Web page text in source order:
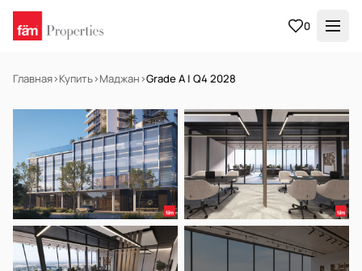
0
Главная›Купить›Маджан›Grade A | Q4 2028
НА ПРОДАЖУ Off-plan